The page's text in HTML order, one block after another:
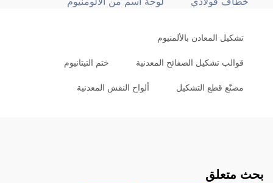
تشكيل المعادن بالألمنيوم
قوالب تشكيل الصفائح المعدنية ختم التيتانيوم
مصنّع قطع التشكيل ألواح النقش المعدنية
بحث متعلق